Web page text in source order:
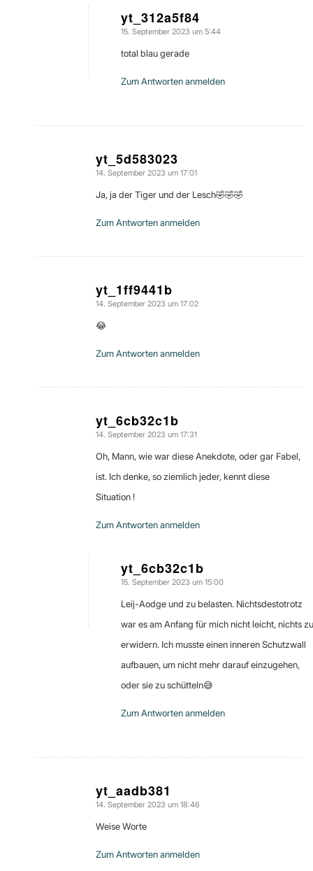
yt_312a5f84
sagte:
15. September 2023 um 5:44
total blau gerade
Zum Antworten anmelden
yt_5d583023
sagte:
14. September 2023 um 17:01
Ja, ja der Tiger und der Lesch🤣🤣🤣
Zum Antworten anmelden
yt_1ff9441b
sagte:
14. September 2023 um 17:02
😂
Zum Antworten anmelden
yt_6cb32c1b
sagte:
14. September 2023 um 17:31
Oh, Mann, wie war diese Anekdote, oder gar Fabel,
ist. Ich denke, so ziemlich jeder, kennt diese
Situation !
Zum Antworten anmelden
yt_6cb32c1b
sagte:
15. September 2023 um 15:00
Leij-Aodge und zu belasten. Nichtsdestotrotz
war es am Anfang für mich nicht leicht, nichts zu
erwidern. Ich musste einen inneren Schutzwall
aufbauen, um nicht mehr darauf einzugehen,
oder sie zu schütteln😅
Zum Antworten anmelden
yt_aadb381
sagte:
14. September 2023 um 18:46
Weise Worte
Zum Antworten anmelden